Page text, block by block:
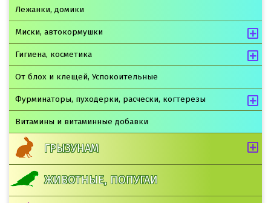
Лежанки, домики
Миски, автокормушки
Гигиена, косметика
От блох и клещей, Успокоительные
Фурминаторы, пуходерки, расчески, когтерезы
Витамины и витаминные добавки
ГРЫЗУНАМ
ЖИВОТНЫЕ, ПОПУГАИ